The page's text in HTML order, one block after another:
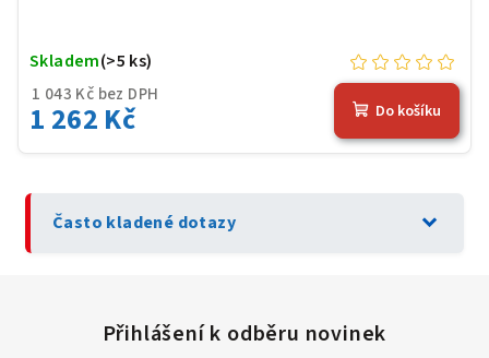
1 043 Kč bez DPH
1 262 Kč
Skladem(>5 ks)
Do košíku
Často kladené dotazy expand_more